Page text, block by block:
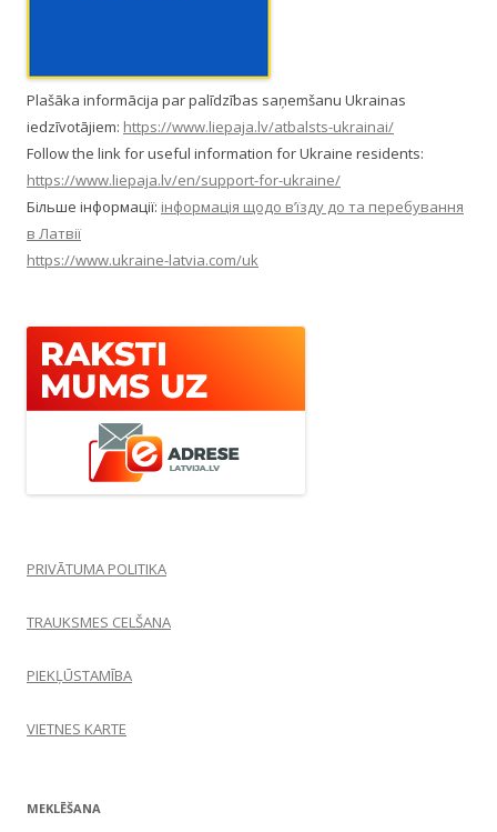
Plašāka informācija par palīdzības saņemšanu Ukrainas
iedzīvotājiem: https://www.liepaja.lv/atbalsts-ukrainai/
Follow the link for useful information for Ukraine residents:
https://www.liepaja.lv/en/support-for-ukraine/
Більше інформації: інформація щодо в’їзду до та перебування
в Латвії
https://www.ukraine-latvia.com/uk
PRIVĀTUMA POLITIKA
TRAUKSMES CELŠANA
PIEKĻŪSTAMĪBA
VIETNES KARTE
MEKLĒŠANA